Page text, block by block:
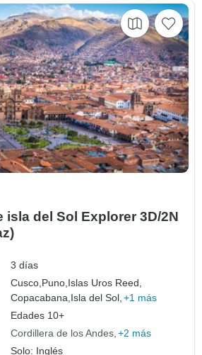
isla del Sol Explorer 3D/2N
3 días
Cusco, Puno, Islas Uros Reed,
Copacabana, Isla del Sol, +1 más
Edades 10+
Cordillera de los Andes +2 más
Solo: Inglés